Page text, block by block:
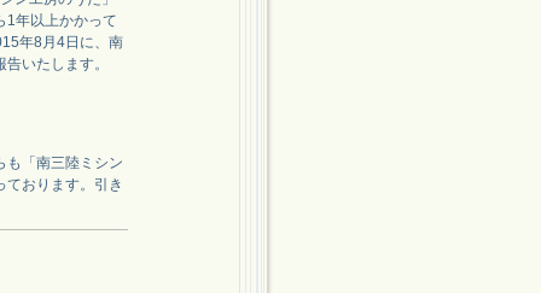
1年以上かかって
年8月4日に、南
いたします。
も「南三陸ミシン
ております。引き